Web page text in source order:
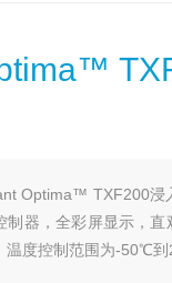
Optima™ TXF200浸
制器，全彩屏显示，
温度控制范围为-50℃